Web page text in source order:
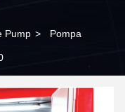
Pump > Pompa